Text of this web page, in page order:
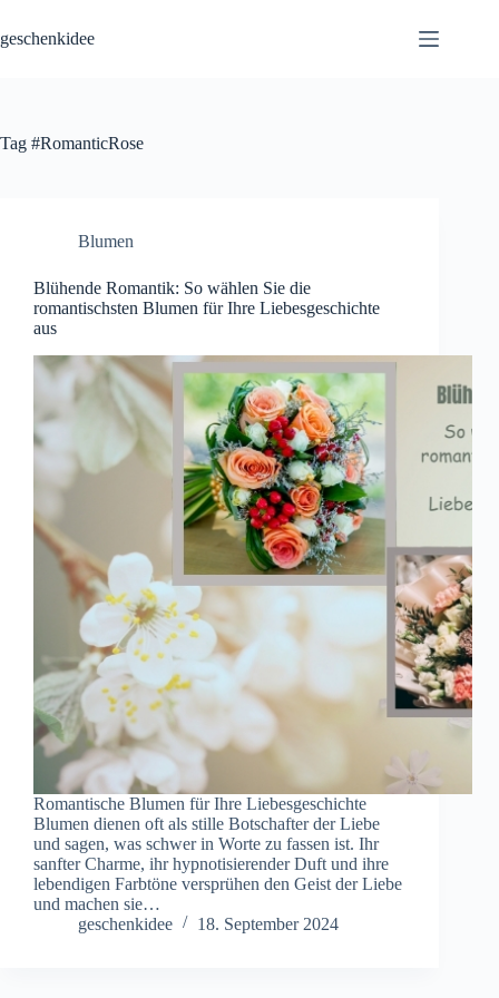
content
geschenkidee
Tag #RomanticRose
Blumen
Blühende Romantik: So wählen Sie die
romantischsten Blumen für Ihre Liebesgeschichte
aus
Romantische Blumen für Ihre Liebesgeschichte
Blumen dienen oft als stille Botschafter der Liebe
und sagen, was schwer in Worte zu fassen ist. Ihr
sanfter Charme, ihr hypnotisierender Duft und ihre
lebendigen Farbtöne versprühen den Geist der Liebe
und machen sie…
geschenkidee
18. September 2024